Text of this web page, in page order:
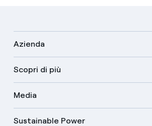
Azienda
Scopri di più
Media
Sustainable Power